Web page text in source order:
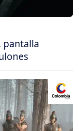
pantalla